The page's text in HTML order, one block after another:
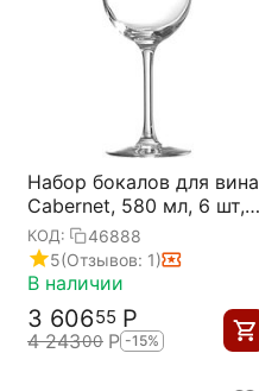
Набор бокалов для вина
Cabernet, 580 мл, 6 шт,
D73/92 мм, H232 мм,
Chef&Sommelier
КОД:
46888
5(Отзывов: 1)
В наличии
3 60655 Р
4 24300 Р -15%